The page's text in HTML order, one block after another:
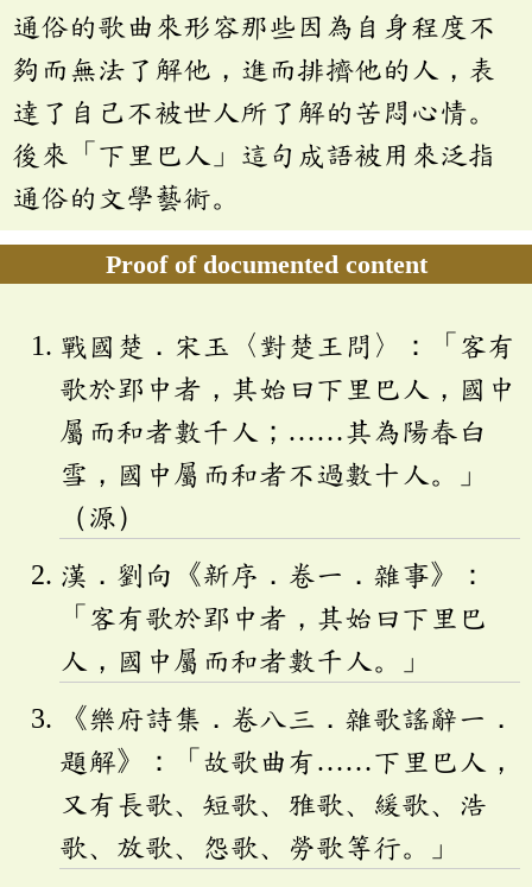
通俗的歌曲來形容那些因為自身程度不
夠而無法了解他，進而排擠他的人，表
達了自己不被世人所了解的苦悶心情。
後來「下里巴人」這句成語被用來泛指
通俗的文學藝術。
Proof of documented content
戰國楚．宋玉〈對楚王問〉：「客有
歌於郢中者，其始曰下里巴人，國中
屬而和者數千人；……其為陽春白
雪，國中屬而和者不過數十人。」
（源）
漢．劉向《新序．卷一．雜事》：
「客有歌於郢中者，其始曰下里巴
人，國中屬而和者數千人。」
《樂府詩集．卷八三．雜歌謠辭一．
題解》：「故歌曲有……下里巴人，
又有長歌、短歌、雅歌、緩歌、浩
歌、放歌、怨歌、勞歌等行。」